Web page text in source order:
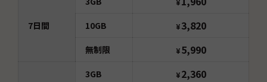
7日間 10GB ¥ 3,820
無制限 ¥ 5,990
3GB ¥ 2,360